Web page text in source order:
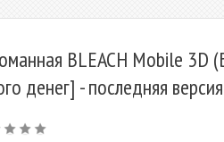
BLEACH Mobile
денег] - последняя